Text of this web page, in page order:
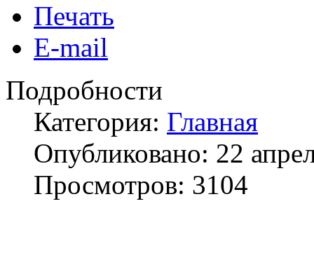
Печать
E-mail
Подробности
Категория: Главная
Опубликовано: 22
Просмотров: 3104